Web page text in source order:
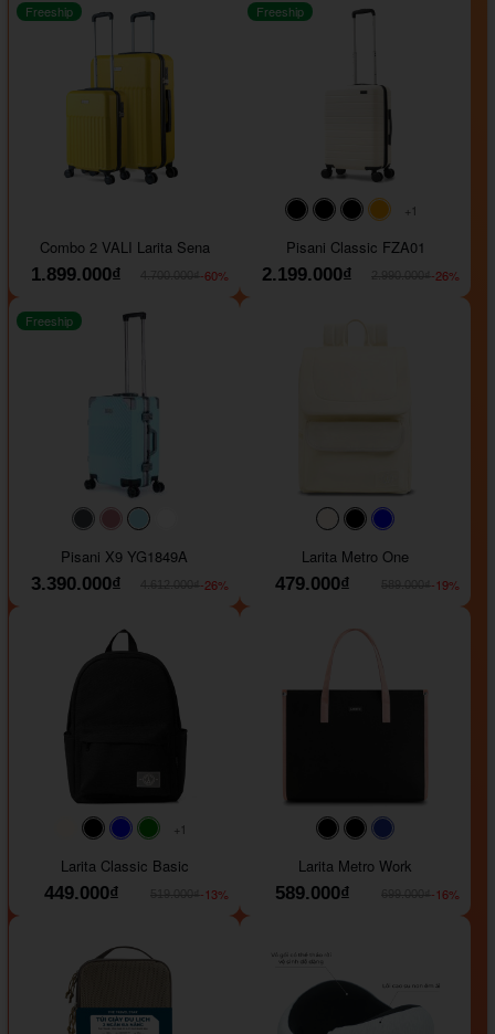
Freeship
Combo 2 VALI Larita Sena
1.899.000₫
-60%
#000000#000000#000000
+1
Freeship
Pisani Classic FZA01
2.199.000₫
-26%
#40454a#b76e79
Freeship
Pisani X9 YG1849A
3.390.000₫
-26%
#faf0e6#000000
Larita Metro One
479.000₫
-19%
#faf0e6#000000#0000FF
+1
Larita Classic Basic
449.000₫
-13%
#000000#000000
Larita Metro Work
589.000₫
-16%